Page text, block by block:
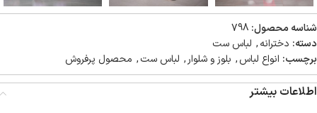
شناسه محصول: 798
دسته: دخترانه, لباس ست
برچسب: انواع لباس, بلوز و شلوار , لباس ست, محصول پرفروش
اطلاعات بیشتر